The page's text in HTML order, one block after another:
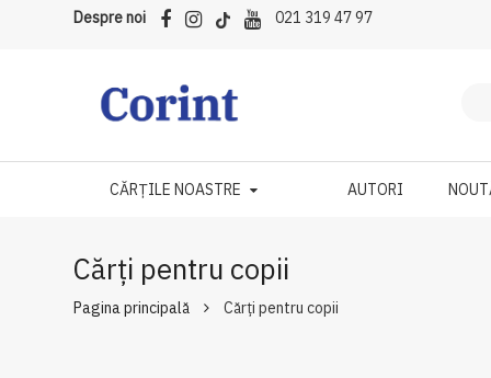
Despre noi 021 319 47 97
CĂRȚILE NOASTRE AUTORI
Cărți pentru copii
Pagina principală Cărți pentru copii